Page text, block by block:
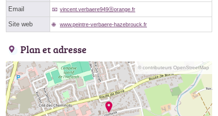
Email vincent.verbaere949ⓐorange.fr
Site web www.peintre-verbaere-hazebrouck.fr
Plan et adresse
© contributeurs OpenStreetMap